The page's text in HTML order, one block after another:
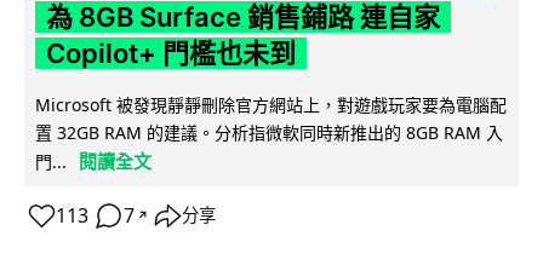
為 8GB Surface 銷售鋪路 連自家
Copilot+ 門檻也未到
Microsoft 被發現靜靜刪除官方網站上，對遊戲玩家要為電腦配
置 32GB RAM 的建議。分析指微軟同時新推出的 8GB RAM 入
門...
閱讀全文
113 7 ↗ 分享